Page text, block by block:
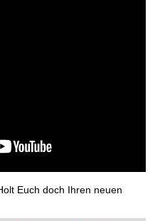
Euch doch Ihren neuen